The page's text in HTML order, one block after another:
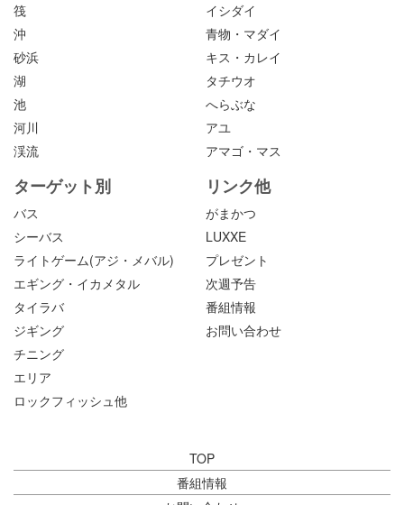
筏
沖
砂浜
湖
池
河川
渓流
イシダイ
青物・マダイ
キス・カレイ
タチウオ
へらぶな
アユ
アマゴ・マス
ターゲット別
バス
シーバス
ライトゲーム(アジ・メバル)
エギング・イカメタル
タイラバ
ジギング
チニング
エリア
ロックフィッシュ他
リンク他
がまかつ
LUXXE
プレゼント
次週予告
番組情報
お問い合わせ
TOP
番組情報